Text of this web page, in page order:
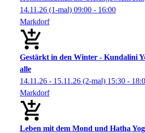
14.11.26 (1-mal) 09:00 - 16:00
Markdorf
Gestärkt in den Winter - Kundalini
alle
14.11.26 - 15.11.26 (2-mal) 15:30 -
Markdorf
Leben mit dem Mond und Hatha